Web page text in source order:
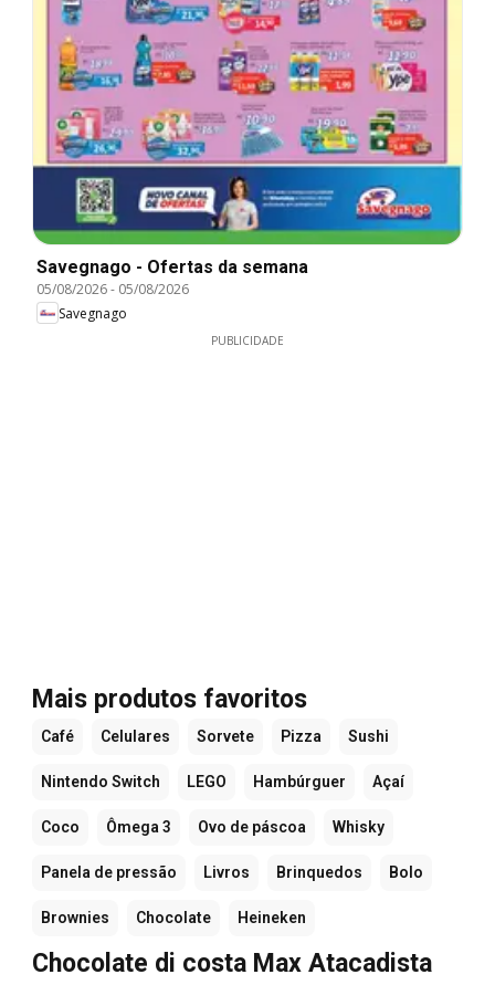
Savegnago - Ofertas da semana
05/08/2026- 05/08/2026
Savegnago
PUBLICIDADE
Mais produtos favoritos
Café Celulares Sorvete Pizza Sushi
Nintendo Switch LEGO Hambúrguer Açaí
Coco Ômega 3 Ovo de páscoa Whisky
Panela de pressão Livros Brinquedos Bolo
Brownies Chocolate Heineken
Chocolate di costa Max Atacadista